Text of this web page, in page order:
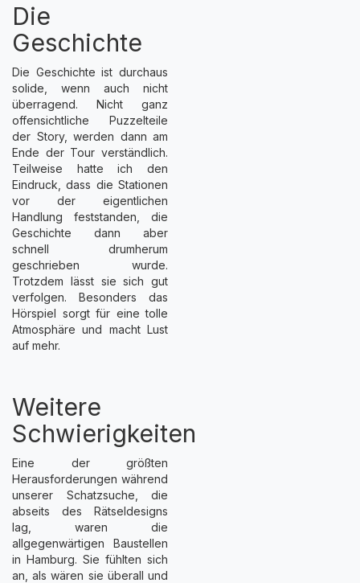
Die
Geschichte
Die Geschichte ist durchaus
solide, wenn auch nicht
überragend. Nicht ganz
offensichtliche Puzzelteile
der Story, werden dann am
Ende der Tour verständlich.
Teilweise hatte ich den
Eindruck, dass die Stationen
vor der eigentlichen
Handlung feststanden, die
Geschichte dann aber
schnell drumherum
geschrieben wurde.
Trotzdem lässt sie sich gut
verfolgen. Besonders das
Hörspiel sorgt für eine tolle
Atmosphäre und macht Lust
auf mehr.
Weitere
Schwierigkeiten
Eine der größten
Herausforderungen während
unserer Schatzsuche, die
abseits des Rätseldesigns
lag, waren die
allgegenwärtigen Baustellen
in Hamburg. Sie fühlten sich
an, als wären sie überall und